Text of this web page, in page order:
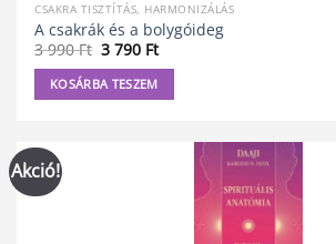
CSAKRA TISZTÍTÁS, HARMONIZÁLÁS
A csakrák és a bolygóideg
3 990Ft Original
price
was:
3
990 Ft.
3 790 FtCurrent
price
790 Ft.
KOSÁRBA TESZEM
Akció!